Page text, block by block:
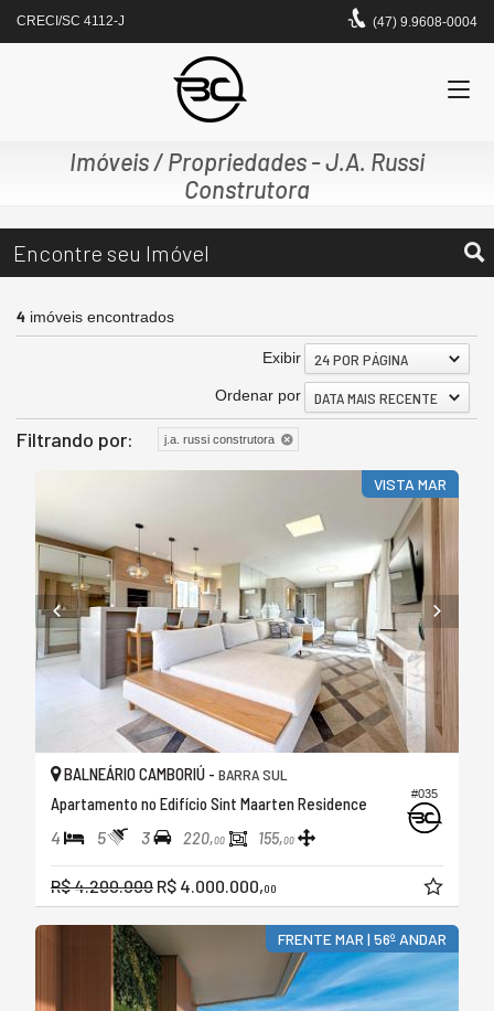
CRECI/SC 4112-J (47) 9.9608-0004
Imóveis / Propriedades - J.A. Russi
Construtora
Encontre seu Imóvel
4 imóveis encontrados
Exibir 24 POR PÁGINA
Ordenar por DATA MAIS RECENTE
Filtrando por: j.a. russi construtora
VISTA MAR
#035
BALNEÁRIO CAMBORIÚ - BARRA SUL
Apartamento no Edifício Sint Maarten Residence
4 5 3 220,00 155,00
R$ 4.200.000 R$ 4.000.000,00
FRENTE MAR | 56º ANDAR